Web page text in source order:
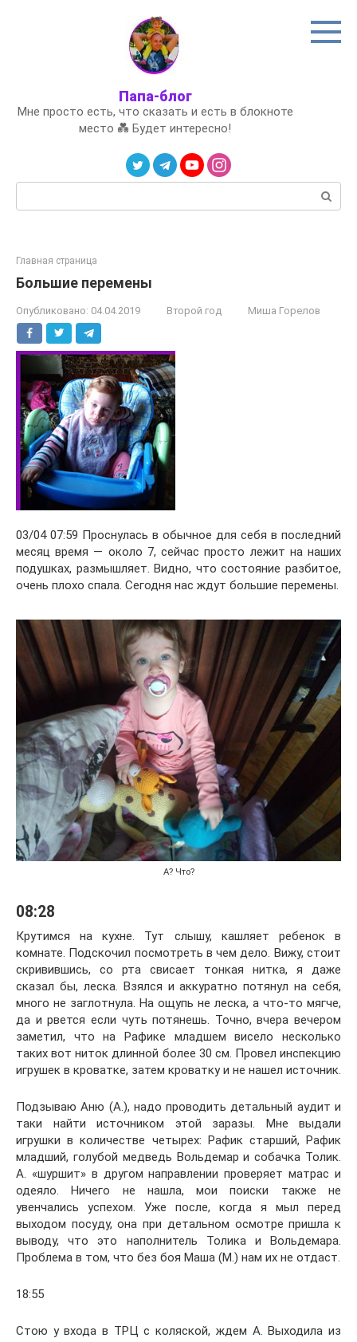
Папа-блог
Мне просто есть, что сказать и есть в блокноте
место 💑 Будет интересно!
Главная страница
Большие перемены
Опубликовано: 04.04.2019 Второй год Миша Горелов
03/04 07:59 Проснулась в обычное для себя в последний
месяц время — около 7, сейчас просто лежит на наших
подушках, размышляет. Видно, что состояние разбитое,
очень плохо спала. Сегодня нас ждут большие перемены.
А? Что?
08:28
Крутимся на кухне. Тут слышу, кашляет ребенок в
комнате. Подскочил посмотреть в чем дело. Вижу, стоит
скривившись, со рта свисает тонкая нитка, я даже
сказал бы, леска. Взялся и аккуратно потянул на себя,
много не заглотнула. На ощупь не леска, а что-то мягче,
да и рвется если чуть потянешь. Точно, вчера вечером
заметил, что на Рафике младшем висело несколько
таких вот ниток длинной более 30 см. Провел инспекцию
игрушек в кроватке, затем кроватку и не нашел источник.
Подзываю Аню (А.), надо проводить детальный аудит и
таки найти источником этой заразы. Мне выдали
игрушки в количестве четырех: Рафик старший, Рафик
младший, голубой медведь Вольдемар и собачка Толик.
А. «шуршит» в другом направлении проверяет матрас и
одеяло. Ничего не нашла, мои поиски также не
увенчались успехом. Уже после, когда я мыл перед
выходом посуду, она при детальном осмотре пришла к
выводу, что это наполнитель Толика и Вольдемара.
Проблема в том, что без боя Маша (М.) нам их не отдаст.
18:55
Стою у входа в ТРЦ с коляской, ждем А. Выходила из